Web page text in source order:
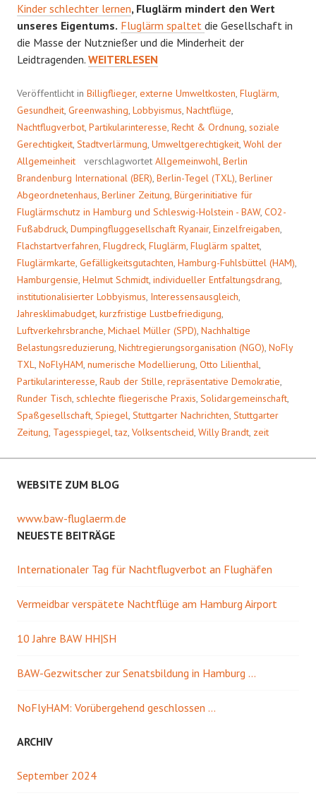
Kinder schlechter lernen, Fluglärm mindert den Wert
unseres Eigentums. Fluglärm spaltet die Gesellschaft in
die Masse der Nutznießer und die Minderheit der
Leidtragenden. GESELLSCHAFT
BESCHRÄNKTER
HALTUNG
WEITERLESEN
Veröffentlicht in Billigflieger, externe Umweltkosten Fluglärm
Gesundheit Greenwashing Lobbyismus Nachtflüge
Nachtflugverbot Partikularinteresse Recht & Ordnung soziale
Gerechtigkeit Stadtverlärmung Umweltgerechtigkeit Wohl der
Allgemeinheit
verschlagwortet Allgemeinwohl Berlin
Brandenburg International (BER) Berlin-Tegel (TXL) Berliner
Abgeordnetenhaus Berliner Zeitung Bürgerinitiative für
Fluglärmschutz in Hamburg und Schleswig-Holstein - BAW, CO2-
Fußabdruck Dumpingfluggesellschaft Ryanair, Einzelfreigaben
Flachstartverfahren Flugdreck Fluglärm Fluglärm spaltet
Fluglärmkarte Gefälligkeitsgutachten Hamburg-Fuhlsbüttel (HAM)
Hamburgensie Helmut Schmidt individueller Entfaltungsdrang
institutionalisierter Lobbyismus Interessensausgleich
Jahresklimabudget kurzfristige Lustbefriedigung
Luftverkehrsbranche Michael Müller (SPD) Nachhaltige
Belastungsreduzierung Nichtregierungsorganisation (NGO) NoFly
TXL
NoFlyHAM numerische Modellierung Otto Lilienthal
Partikularinteresse Raub der Stille repräsentative Demokratie
Runder Tisch schlechte fliegerische Praxis Solidargemeinschaft
Spaßgesellschaft Spiegel Stuttgarter Nachrichten Stuttgarter
Zeitung Tagesspiegel ,taz Volksentscheid Willy Brandt zeit
WEBSITE ZUM BLOG
www.baw-fluglaerm.de
NEUESTE BEITRÄGE
Internationaler Tag für Nachtflugverbot an Flughäfen
Vermeidbar verspätete Nachtflüge am Hamburg Airport
10 Jahre BAW HH|SH
BAW-Gezwitscher zur Senatsbildung in Hamburg …
NoFlyHAM: Vorübergehend geschlossen …
ARCHIV
September 2024